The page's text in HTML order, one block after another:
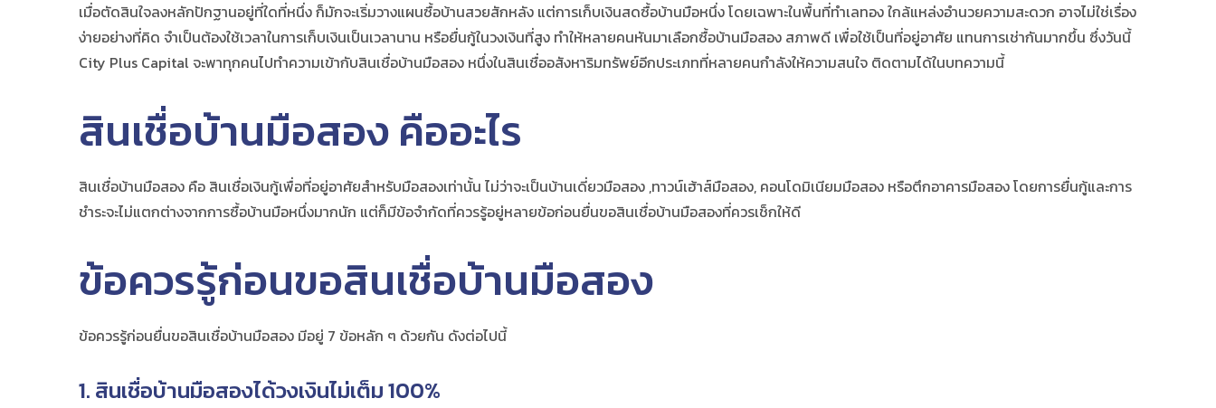
เมื่อตัดสินใจลงหลักปักฐานอยู่ที่ใดที่หนึ่ง ก็มักจะเริ่มวางแผนซื้อบ้านสวยสักหลัง แต่การเก็บเงินสดซื้อบ้านมือหนึ่ง โดยเฉพาะในพื้นที่ทำเลทอง ใกล้แหล่งอำนวยความสะดวก อาจไม่ใช่เรื่อง
ง่ายอย่างที่คิด จำเป็นต้องใช้เวลาในการเก็บเงินเป็นเวลานาน หรือยื่นกู้ในวงเงินที่สูง ทำให้หลายคนหันมาเลือกซื้อบ้านมือสอง สภาพดี เพื่อใช้เป็นที่อยู่อาศัย แทนการเช่ากันมากขึ้น ซึ่งวันนี้
City Plus Capital จะพาทุกคนไปทำความเข้ากับสินเชื่อบ้านมือสอง หนึ่งในสินเชื่ออสังหาริมทรัพย์อีกประเภทที่หลายคนกำลังให้ความสนใจ ติดตามได้ในบทความนี้
สินเชื่อบ้านมือสองคืออะไร
สินเชื่อบ้านมือสอง คือ สินเชื่อเงินกู้เพื่อที่อยู่อาศัยสำหรับมือสองเท่านั้น ไม่ว่าจะเป็นบ้านเดี่ยวมือสอง ,ทาวน์เฮ้าส์มือสอง, คอนโดมิเนียมมือสอง หรือตึกอาคารมือสอง โดยการยื่นกู้และการ
ชำระจะไม่แตกต่างจากการซื้อบ้านมือหนึ่งมากนัก แต่ก็มีข้อจำกัดที่ควรรู้อยู่หลายข้อก่อนยื่นขอสินเชื่อบ้านมือสองที่ควรเช็กให้ดี
ข้อควรรู้ก่อนขอสินเชื่อบ้านมือสอง
ข้อควรรู้ก่อนยื่นขอสินเชื่อบ้านมือสอง มีอยู่ 7 ข้อหลัก ๆ ด้วยกัน ดังต่อไปนี้
1. สินเชื่อบ้านมือสองได้วงเงินไม่เต็ม 100%